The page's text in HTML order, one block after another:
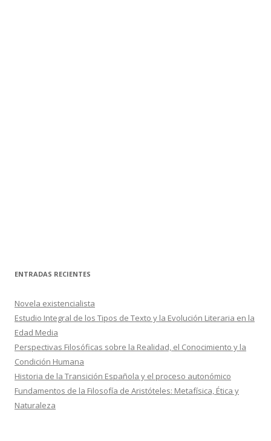
ENTRADAS RECIENTES
Novela existencialista
Estudio Integral de los Tipos de Texto y la Evolución Literaria en la
Edad Media
Perspectivas Filosóficas sobre la Realidad, el Conocimiento y la
Condición Humana
Historia de la Transición Española y el proceso autonómico
Fundamentos de la Filosofía de Aristóteles: Metafísica, Ética y
Naturaleza